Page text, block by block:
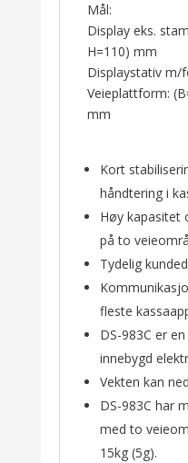
Mål:
Display eks.
H=110) mm
Displaystativ m/
Veieplattform:
mm
Kort
håndtering i
Høy kapasitet
på to
Tydelig
fleste
DS-983C er
innebygd
Vekten kan
DS-983C har
med to
15kg (5g).